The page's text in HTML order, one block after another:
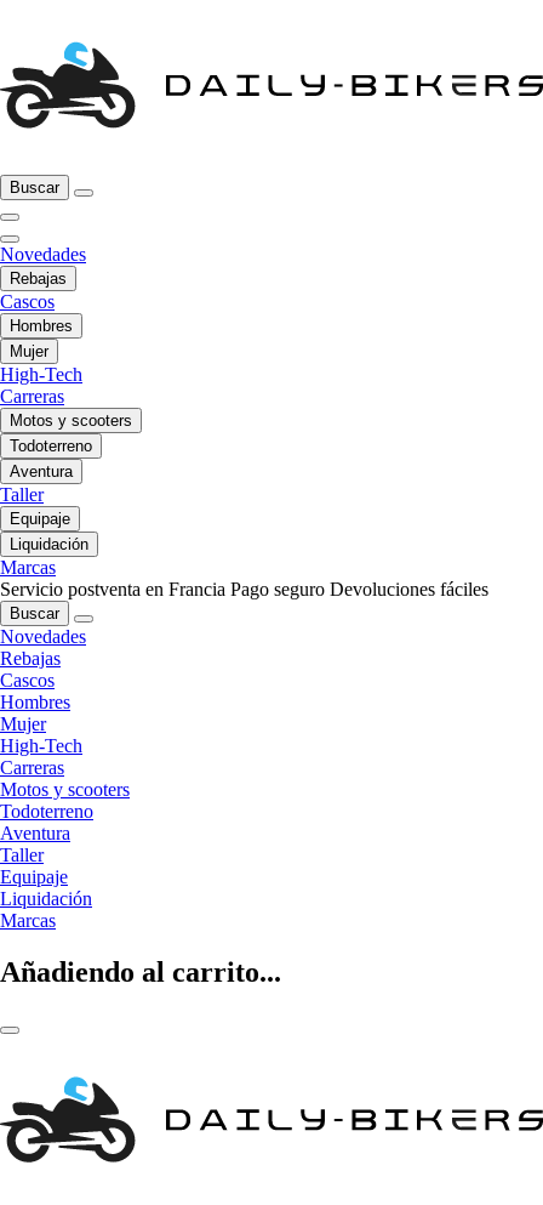
Buscar
Novedades
Rebajas
Cascos
Hombres
Mujer
High-Tech
Carreras
Motos y scooters
Todoterreno
Aventura
Taller
Equipaje
Liquidación
Marcas
Servicio postventa en Francia Pago seguro Devoluciones fáciles
Buscar
Novedades
Rebajas
Cascos
Hombres
Mujer
High-Tech
Carreras
Motos y scooters
Todoterreno
Aventura
Taller
Equipaje
Liquidación
Marcas
Añadiendo al carrito...